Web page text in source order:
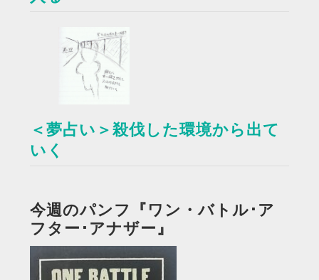
＜夢占い＞殺伐した環境から出て
いく
今週のパンフ『ワン・バトル･ア
フター･アナザー』